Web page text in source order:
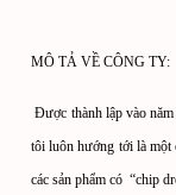
MÔ TẢ VỀ CÔNG TY:
Được thành lập vào
tôi luôn hướng tới là một
các sản phẩm có “chip